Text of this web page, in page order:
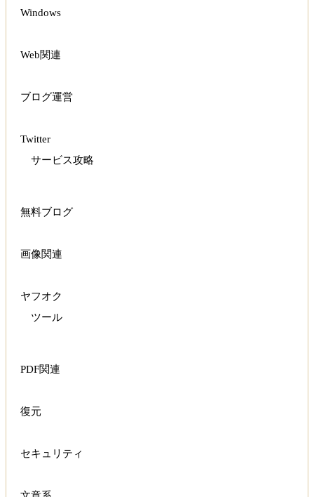
Windows
Web関連
ブログ運営
Twitter
サービス攻略
無料ブログ
画像関連
ヤフオク
ツール
PDF関連
復元
セキュリティ